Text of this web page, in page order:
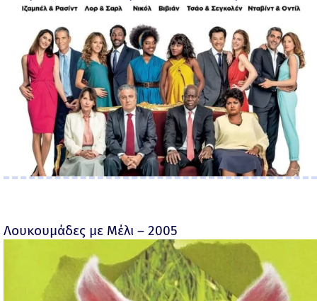
Λουκουμάδες με Μέλι – 2005